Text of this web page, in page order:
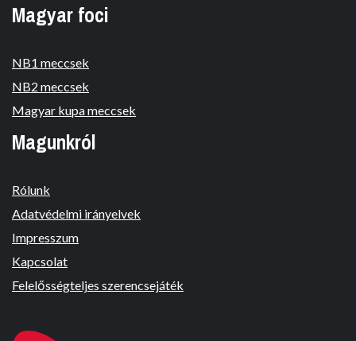
Magyar foci
NB1 meccsek
NB2 meccsek
Magyar kupa meccsek
Magunkról
Rólunk
Adatvédelmi irányelvek
Impresszum
Kapcsolat
Felelősségteljes szerencsejáték